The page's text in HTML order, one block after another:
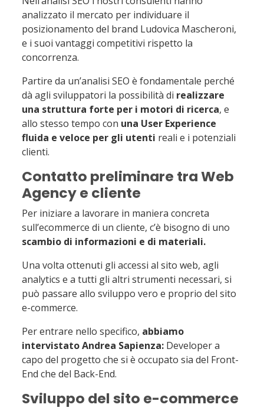
analizzato il mercato per individuare il
posizionamento del brand Ludovica Mascheroni,
e i suoi vantaggi competitivi rispetto la
concorrenza.
Partire da un’analisi SEO è fondamentale perché
dà agli sviluppatori la possibilità di realizzare
una struttura forte per i motori di ricerca, e
allo stesso tempo con una User Experience
fluida e veloce per gli utenti reali e i potenziali
clienti.
Contatto preliminare tra Web
Agency e cliente
Per iniziare a lavorare in maniera concreta
sull’ecommerce di un cliente, c’è bisogno di uno
scambio di informazioni e di materiali.
Una volta ottenuti gli accessi al sito web, agli
analytics e a tutti gli altri strumenti necessari, si
può passare allo sviluppo vero e proprio del sito
e-commerce.
Per entrare nello specifico, abbiamo
intervistatoAndrea Sapienza: Developer a
capo del progetto che si è occupato sia del Front-
End che del Back-End.
Sviluppo del sito e-commerce